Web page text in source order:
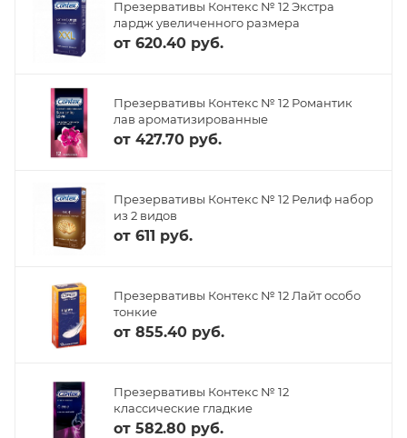
Презервативы Контекс № 12 Экстра
лардж увеличенного размера
от 620.40 руб.
Презервативы Контекс № 12 Романтик
лав ароматизированные
от 427.70 руб.
Презервативы Контекс № 12 Релиф набор
из 2 видов
от 611 руб.
Презервативы Контекс № 12 Лайт особо
тонкие
от 855.40 руб.
Презервативы Контекс № 12
классические гладкие
от 582.80 руб.